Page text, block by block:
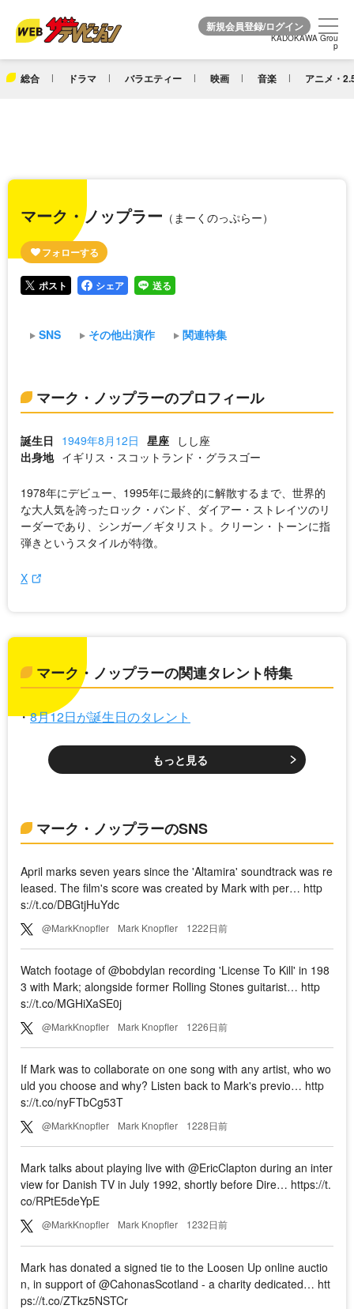
KADOKAWA Grou
p
総合 ドラマ バラエティー 映画 音楽 アニメ・
KADOKAWA Grou
p
マーク・ノップラー （まーくのっぷらー）
ポスト シェア 送る
SNS その他出演作 関連特集
マーク・ノップラーのプロフィール
誕生日 1949年8月12日 星座
しし座
出身地 イギリス・スコットランド・グラスゴー
1978年にデビュー、1995年に最終的に解散するまで、世界的
な大人気を誇ったロック・バンド、ダイアー・ストレイツのリ
ーダーであり、シンガー／ギタリスト。クリーン・トーンに指
弾きというスタイルが特徴。
X
マーク・ノップラーの関連タレント特集
8月12日が誕生日のタレント
もっと見る
マーク・ノップラーのSNS
April marks seven years since the 'Altamira' soundtrack was re
leased. The film's score was created by Mark with per… http
s://t.co/DBGtjHuYdc
@MarkKnopfler Mark Knopfler 1222日前
Watch footage of @bobdylan recording 'License To Kill' in 198
3 with Mark; alongside former Rolling Stones guitarist… http
s://t.co/MGHiXaSE0j
@MarkKnopfler Mark Knopfler 1226日前
If Mark was to collaborate on one song with any artist, who wo
uld you choose and why? Listen back to Mark's previo… http
s://t.co/nyFTbCg53T
@MarkKnopfler Mark Knopfler 1228日前
Mark talks about playing live with @EricClapton during an inter
view for Danish TV in July 1992, shortly before Dire… https://t.
co/RPtE5deYpE
@MarkKnopfler Mark Knopfler 1232日前
Mark has donated a signed tie to the Loosen Up online auctio
n, in support of @CahonasScotland - a charity dedicated… htt
ps://t.co/ZTkz5NSTCr